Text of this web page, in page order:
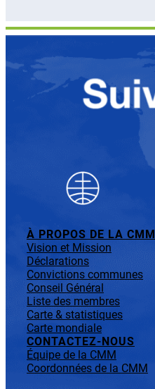
À PROPOS DE LA CMM
Vision et Mission
Déclarations
Convictions communes
Conseil Général
Liste des membres
Carte & statistiques
Carte mondiale
CONTACTEZ-NOUS
Équipe de la CMM
Coordonnées de la CMM